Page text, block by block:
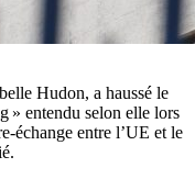
Hudon, a haussé le
» entendu selon elle lors
échange entre l’UE et le